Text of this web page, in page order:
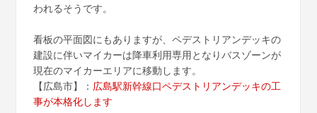
われるそうです。
看板の平面図にもありますが、ペデストリアンデッキの
建設に伴いマイカーは降車利用専用となりバスゾーンが
現在のマイカーエリアに移動します。
【広島市】： 広島駅新幹線口ペデストリアンデッキの工
事が本格化します